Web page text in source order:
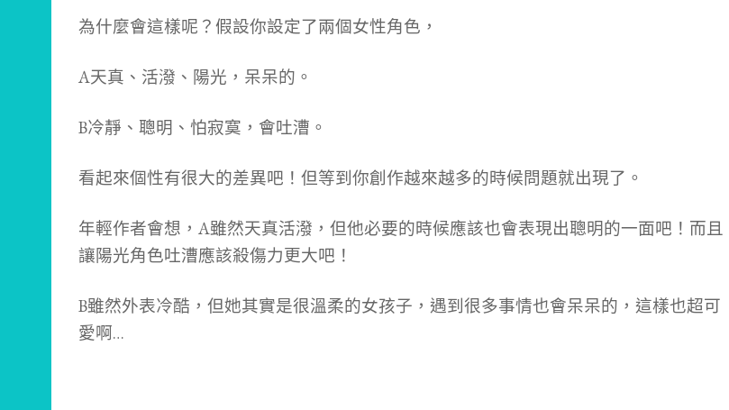
為什麼會這樣呢？假設你設定了兩個女性角色，
A天真、活潑、陽光，呆呆的。
B冷靜、聰明、怕寂寞，會吐漕。
看起來個性有很大的差異吧！但等到你創作越來越多的時候問題就出現了。
年輕作者會想，A雖然天真活潑，但他必要的時候應該也會表現出聰明的一面吧！而且
讓陽光角色吐漕應該殺傷力更大吧！
B雖然外表冷酷，但她其實是很溫柔的女孩子，遇到很多事情也會呆呆的，這樣也超可
愛啊…